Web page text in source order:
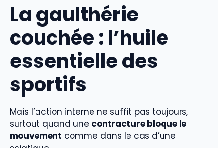
La gaulthérie
couchée : l’huile
essentielle des
sportifs
Mais l’action interne ne suffit pas toujours,
surtout quand une contracture bloque le
mouvement comme dans le cas d’une